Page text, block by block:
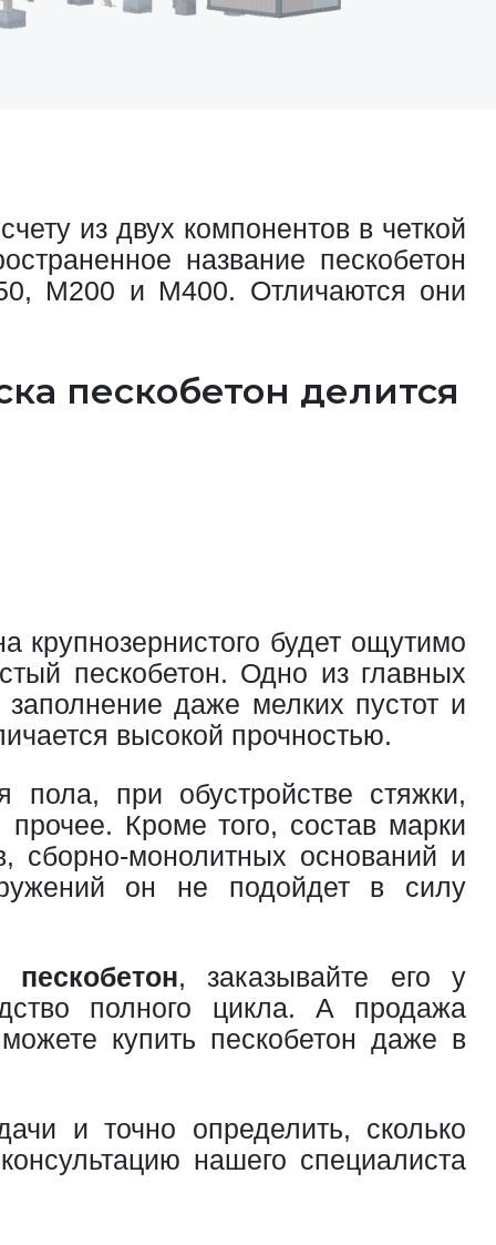
из двух компонентов в четкой
название пескобетон
М200 и М400. Отличаются они
пескобетон делится
будет ощутимо
пескобетон. Одно из главных
даже мелких пустот и
высокой прочностью.
при обустройстве стяжки,
Кроме того, состав марки
сборно-монолитных оснований и
он не подойдет в силу
, заказывайте его у
полного цикла. А продажа
купить пескобетон даже в
и точно определить, сколько
нашего специалиста